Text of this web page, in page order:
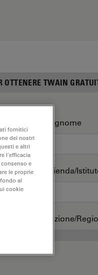
OTTENERE TWAIN
Cognome
Azienda/
Nazione/
fornitici
dei nostri
e altri
l'efficacia
e
le proprie
al
cookie